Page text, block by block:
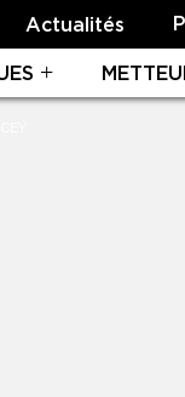
Actualités